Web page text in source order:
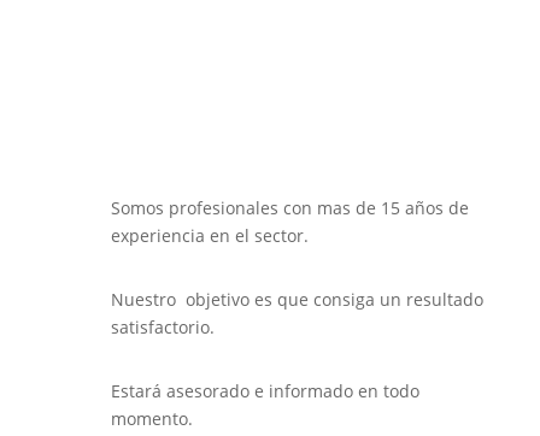
Somos profesionales con mas de 15 años de
experiencia en el sector.
Nuestro objetivo es que consiga un resultado
satisfactorio.
Estará asesorado e informado en todo
momento.